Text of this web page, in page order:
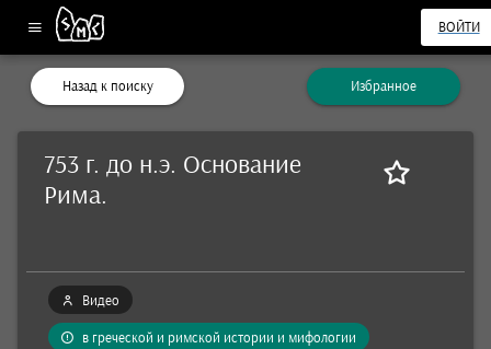
ВОЙТИ
Назад к поиску Избранное
753 г. до н.э. Основание
Рима.
Видео
в греческой и римской истории и мифологии